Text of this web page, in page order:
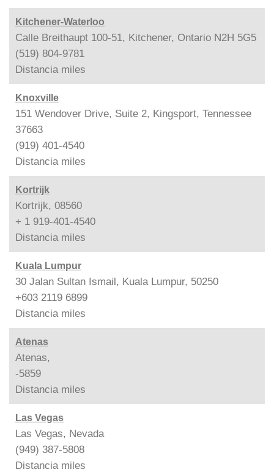
Kitchener-Waterloo
Calle Breithaupt 100-51, Kitchener, Ontario N2H 5G5
(519) 804-9781
Distancia miles
Knoxville
151 Wendover Drive, Suite 2, Kingsport, Tennessee
37663
(919) 401-4540
Distancia miles
Kortrijk
Kortrijk, 08560
+ 1 919-401-4540
Distancia miles
Kuala Lumpur
30 Jalan Sultan Ismail, Kuala Lumpur, 50250
+603 2119 6899
Distancia miles
Atenas
Atenas,
-5859
Distancia miles
Las Vegas
Las Vegas, Nevada
(949) 387-5808
Distancia miles